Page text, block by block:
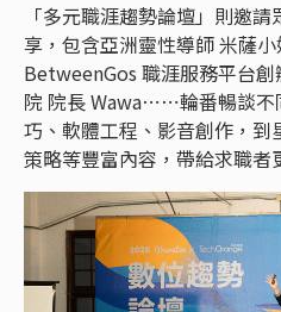
「多元職涯趨勢論壇」則邀
享，包含亞洲靈性導師 米薩
BetweenGos 職涯服務平台
院 院長 Wawa⋯⋯輪番暢談不
巧、軟體工程、影音創作，
策略等豐富內容，帶給求職者